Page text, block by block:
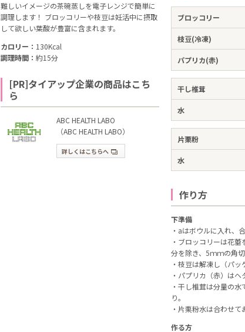
難しいイメージの茶碗蒸しを電子レンジで簡単に
調理します！ ブロッコリーや枝豆は妊活中に摂取
して欲しい葉酸が豊富に含まれます。
カロリー： 130Kcal
調理時間： 約15分
[PR]タイアップ企業の商品はこち
ら
ABC HEALTH LABO
（ABC HEALTH LABO）
詳しくはこちらへ
ブロッコリー
枝豆(冷凍)
パプリカ(赤)
干し椎茸
水
片栗粉
水
作り方
下準備
・aはボウルに入れ、
・ブロッコリーは花
分を除き、5ｍｍの角切
・枝豆は解凍し（パッ
・パプリカ（赤）はヘ
・干し椎茸は分量の
り。
・片栗粉水は合わせて
作る方